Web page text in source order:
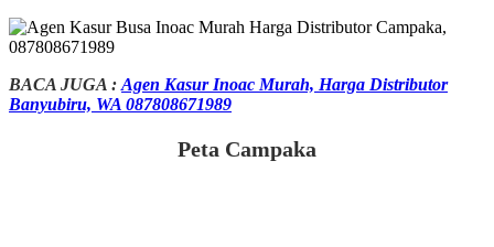
BACA JUGA : Agen Kasur Inoac Murah, Harga Distributor
Banyubiru, WA 087808671989
Peta Campaka